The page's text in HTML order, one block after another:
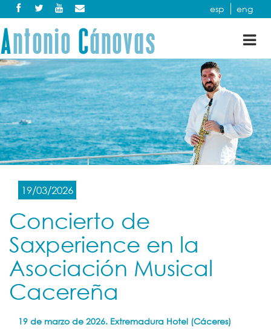
esp eng
19/03/2026
Concierto de
Saxperience en la
Asociación Musical
Cacereña
19 de marzo de 2026. Extremadura Hotel (Cáceres)